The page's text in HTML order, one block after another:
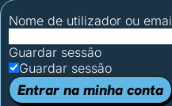
Nome de utilizador ou
Guardar sessão
Guardar sessão
Entrar na minha conta